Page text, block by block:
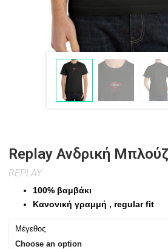
Replay Ανδρική
REPLAY
100% βαμβάκι
Κανονική γραμμή , regular fit
Μέγεθος
Choose an option